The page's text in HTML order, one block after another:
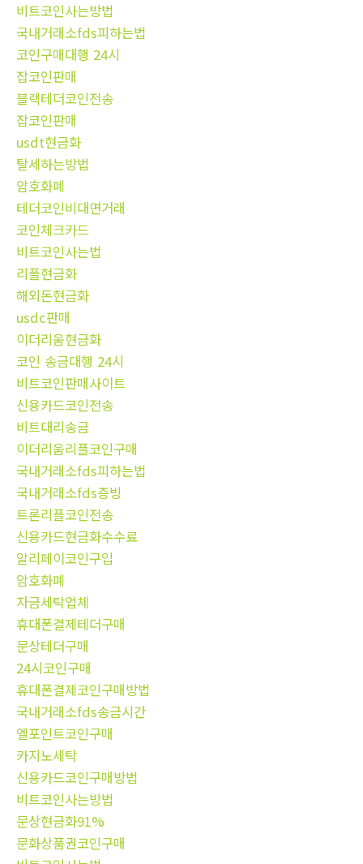
비트코인사는방법
국내거래소fds피하는법
코인구매대행 24시
잡코인판매
블랙테더코인전송
잡코인판매
usdt현금화
탈세하는방법
암호화폐
테더코인비대면거래
코인체크카드
비트코인사는법
리플현금화
해외돈현금화
usdc판매
이더리움현금화
코인 송금대행 24시
비트코인판매사이트
신용카드코인전송
비트대리송금
이더리움리플코인구매
국내거래소fds피하는법
국내거래소fds증빙
트론리플코인전송
신용카드현금화수수료
알리페이코인구입
암호화폐
자금세탁업체
휴대폰결제테더구매
문상테더구매
24시코인구매
휴대폰결제코인구매방법
국내거래소fds송금시간
엘포인트코인구매
카지노세탁
신용카드코인구매방법
비트코인사는방법
문상현금화91%
문화상품권코인구매